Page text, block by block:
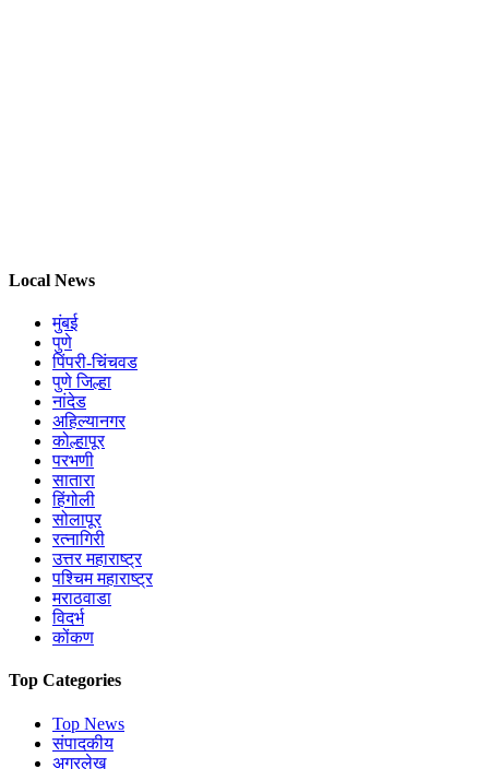
Local News
मुंबई
पुणे
पिंपरी-चिंचवड
पुणे जिल्हा
नांदेड
अहिल्यानगर
कोल्हापूर
परभणी
सातारा
हिंगोली
सोलापूर
रत्नागिरी
उत्तर महाराष्ट्र
पश्चिम महाराष्ट्र
मराठवाडा
विदर्भ
कोंकण
Top Categories
Top News
संपादकीय
अग्रलेख